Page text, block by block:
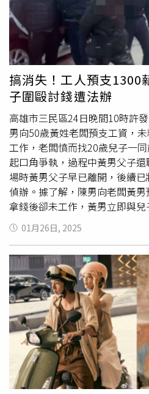
表示，他們以嚴肅的心情反映
人，包括帶隊來綠博遊學的教
能承擔起應有的責任。民眾在
維護公共設施，並且慎重看待體
博呼籲，任何立意良善的制度都
預約制度形同虛設，「我們更希
延續這份美意。」為了避免體驗
綠博決定即刻實施新制度，即
將喪失今年度的報名資格，如
取消預約，將寶貴的名額釋出
透過這些真實案例與制度調整
活裡的公民教育」，因為在永續
不僅是環境，還有那份最珍貴
票嗎？「我想陽明交大應是不
看到這則新聞的心境，自己以
惡還本身」的佛語，來看待這
我，我今不納；子自持禍，歸子
故事，直言只要心靈健康，別人
了我們，公道自在人心。
搞消失！工人預支1300
子圍毆討錢遭法辦
高雄市三民區24日晚間10時許
男向50歲黃姓老闆預支工資，
工作，老闆憤而找20歲兒子一
起口角爭執，過程中黃男父子
場時黃男父子早已離開，後續
偵辦。據了解，陳男向老闆黃
拿錢後卻未工作，黃男立即與
住處討錢，未料雙方一言不合
突，黃男與兒子拉扯痛毆陳男
示，三民一分局長明派出所24
指稱三民區建國三路騎樓有人滋
紛情事，隨即向留在現場的陳男
定黃男等2人身分並通知到案說
《妨害自由罪》、《恐嚇罪》
違反《社會秩序維護法》第87
01月26日, 2025